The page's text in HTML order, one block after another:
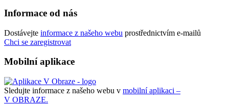
Informace od nás
Dostávejte informace z našeho webu prostřednictvím e-mailů
Chci se zaregistrovat
Mobilní aplikace
Sledujte informace z našeho webu v mobilní aplikaci –
V OBRAZE.